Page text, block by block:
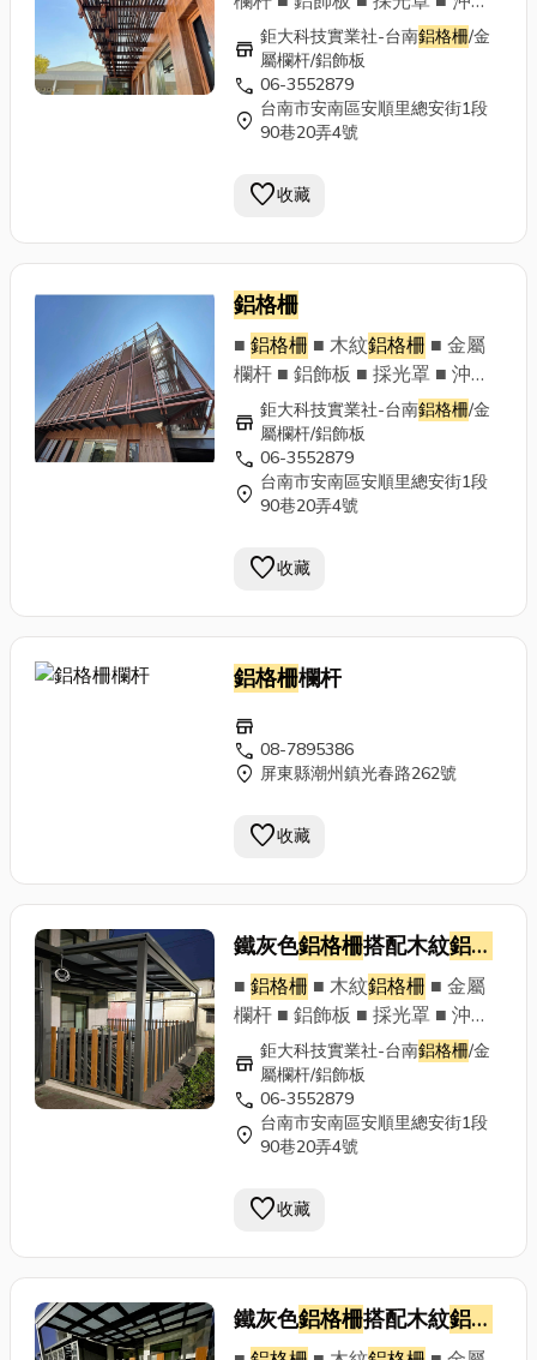
板 ■ 鋁門窗 落地窗 拉門 ■ 其他
金屬構架工程 ■ 售後服務 ■ 設
計規劃 鉅大科技實業社 歡迎來
電洽談 06-3552879 專業設計
責任施工 Line官方帳號：
最優質的售後服務，讓顧客滿意
store 鉅大科技實業社-台南鋁格柵/金
屬欄杆/鋁飾板
call 06-3552879
location_on 台南市安南區安順里總安街1段
90巷20弄4號
favorite收藏
鋁格柵
■ 鋁格柵 ■ 木紋鋁格柵 ■ 金屬
欄杆 ■ 鋁飾板 ■ 採光罩 ■ 沖孔
板 ■ 鋁門窗 落地窗 拉門 ■ 其他
金屬構架工程 ■ 售後服務 ■ 設
計規劃 鉅大科技實業社 歡迎來
電洽談 06-3552879 專業設計
責任施工 Line官方帳號：
最優質的售後服務，讓顧客滿意
store 鉅大科技實業社-台南鋁格柵/金
屬欄杆/鋁飾板
call 06-3552879
location_on 台南市安南區安順里總安街1段
90巷20弄4號
favorite收藏
鋁格柵欄杆
store
call 08-7895386
location_on 屏東縣潮州鎮光春路262號
favorite收藏
鐵灰色鋁格柵搭配木紋鋁格
柵
■ 鋁格柵 ■ 木紋鋁格柵 ■ 金屬
欄杆 ■ 鋁飾板 ■ 採光罩 ■ 沖孔
板 ■ 鋁門窗 落地窗 拉門 ■ 其他
金屬構架工程 ■ 售後服務 ■ 設
計規劃 鉅大科技實業社 歡迎來
電洽談 06-3552879 專業設計
責任施工 Line官方帳號：
最優質的售後服務，讓顧客滿意
store 鉅大科技實業社-台南鋁格柵/金
屬欄杆/鋁飾板
call 06-3552879
location_on 台南市安南區安順里總安街1段
90巷20弄4號
favorite收藏
鐵灰色鋁格柵搭配木紋鋁格
柵